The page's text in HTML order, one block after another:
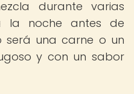
durante varias
la noche antes de
será una carne o un
y con un sabor